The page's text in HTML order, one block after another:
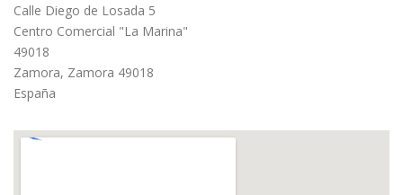
Calle Diego de Losada 5
Centro Comercial "La Marina"
49018
Zamora, Zamora 49018
España